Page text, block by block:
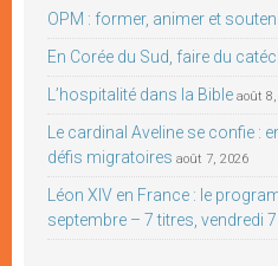
OPM : former, animer et
En Corée du Sud, faire du
L’hospitalité dans la Bible août
Le cardinal Aveline se confie :
défis migratoires août 7, 2026
Léon XIV en France : le
septembre – 7 titres, vendredi